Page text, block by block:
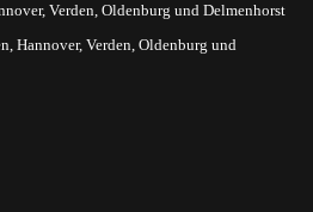
Verden, Oldenburg und Delmenhorst
Hannover, Verden, Oldenburg und